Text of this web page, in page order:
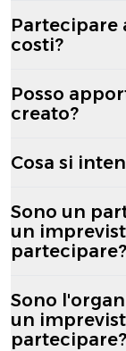
Partecipare
costi?
Posso
creato?
Cosa si
Sono un
un
partecipare?
Sono
un
partecipare?